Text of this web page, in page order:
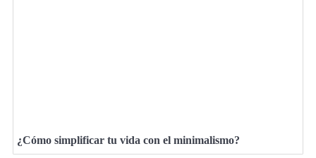
¿Cómo simplificar tu vida con el minimalismo?